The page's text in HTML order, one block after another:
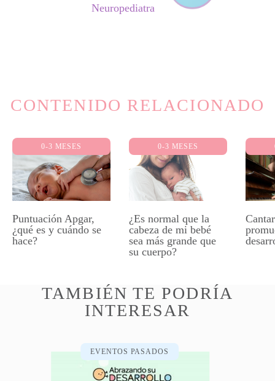
Neuropediatra
CONTENIDO RELACIONADO
0-3 MESES
Puntuación Apgar,
¿qué es y cuándo se
hace?
0-3 MESES
¿Es normal que la
cabeza de mi bebé
sea más grande que
su cuerpo?
TAMBIÉN TE PODRÍA
INTERESAR
EVENTOS PASADOS